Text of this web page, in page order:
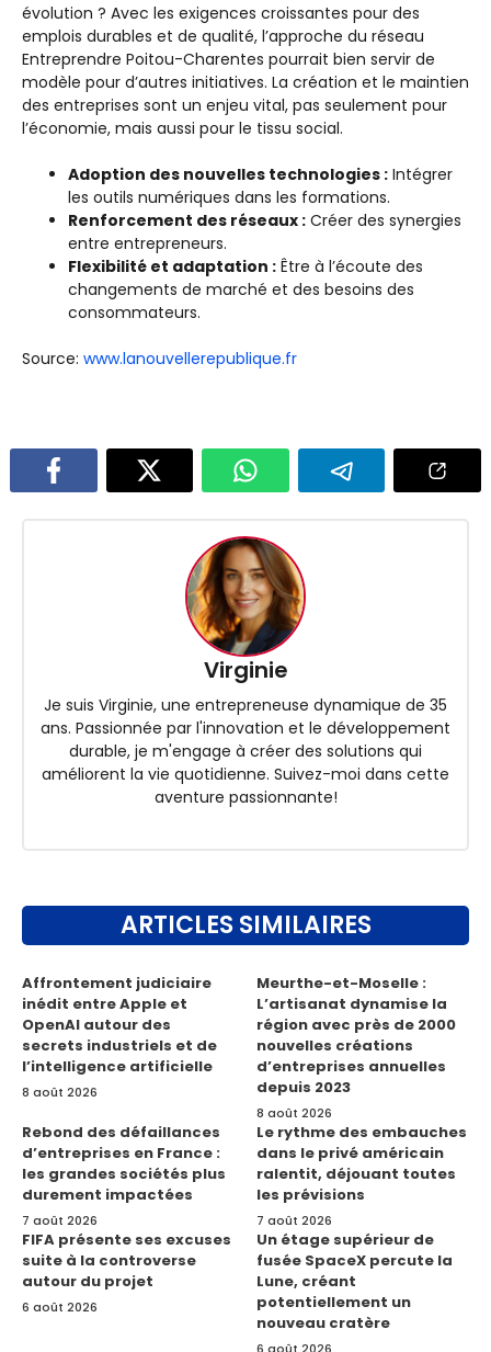
évolution ? Avec les exigences croissantes pour des
emplois durables et de qualité, l’approche du réseau
Entreprendre Poitou-Charentes pourrait bien servir de
modèle pour d’autres initiatives. La création et le maintien
des entreprises sont un enjeu vital, pas seulement pour
l’économie, mais aussi pour le tissu social.
Adoption des nouvelles technologies : Intégrer
les outils numériques dans les formations.
Renforcement des réseaux : Créer des synergies
entre entrepreneurs.
Flexibilité et adaptation : Être à l’écoute des
changements de marché et des besoins des
consommateurs.
Source: www.lanouvellerepublique.fr
Virginie
Je suis Virginie, une entrepreneuse dynamique de 35
ans. Passionnée par l'innovation et le développement
durable, je m'engage à créer des solutions qui
améliorent la vie quotidienne. Suivez-moi dans cette
aventure passionnante!
ARTICLES SIMILAIRES
Affrontement judiciaire
inédit entre Apple et
OpenAI autour des
secrets industriels et de
l’intelligence artificielle
8 août 2026
Meurthe-et-Moselle :
L’artisanat dynamise la
région avec près de 2000
nouvelles créations
d’entreprises annuelles
depuis 2023
8 août 2026
Rebond des défaillances
d’entreprises en France :
les grandes sociétés plus
durement impactées
7 août 2026
Le rythme des embauches
dans le privé américain
ralentit, déjouant toutes
les prévisions
7 août 2026
FIFA présente ses excuses
suite à la controverse
autour du projet
6 août 2026
Un étage supérieur de
fusée SpaceX percute la
Lune, créant
potentiellement un
nouveau cratère
6 août 2026